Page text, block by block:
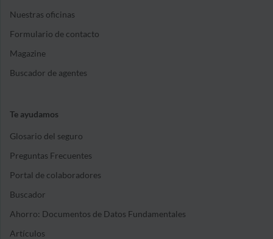
Nuestras oficinas
Formulario de contacto
Magazine
Buscador de agentes
Te ayudamos
Glosario del seguro
Preguntas Frecuentes
Portal de colaboradores
Buscador
Ahorro: Documentos de Datos Fundamentales
Artículos